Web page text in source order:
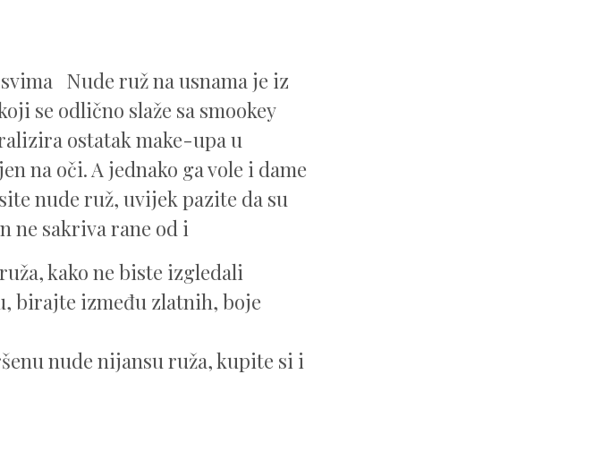
Nude ruž na usnama je iz
se odlično slaže sa smookey
ostatak make-upa u
na oči. A jednako ga vole i dame
nude ruž, uvijek pazite da su
ne sakriva rane od i
kako ne biste izgledali
birajte između zlatnih, boje
nude nijansu ruža, kupite si i